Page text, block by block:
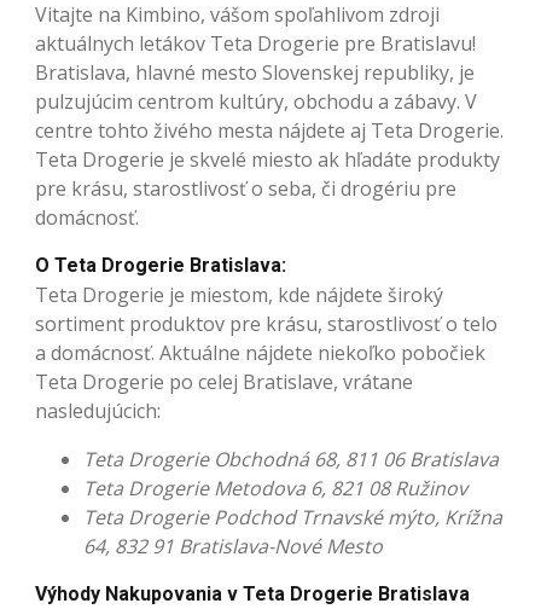
Vitajte na Kimbino, vášom spoľahlivom zdroji
aktuálnych letákov Teta Drogerie pre Bratislavu!
Bratislava, hlavné mesto Slovenskej republiky, je
pulzujúcim centrom kultúry, obchodu a zábavy. V
centre tohto živého mesta nájdete aj Teta Drogerie.
Teta Drogerie je skvelé miesto ak hľadáte produkty
pre krásu, starostlivosť o seba, či drogériu pre
domácnosť.
O Teta Drogerie Bratislava:
Teta Drogerie je miestom, kde nájdete široký
sortiment produktov pre krásu, starostlivosť o telo
a domácnosť. Aktuálne nájdete niekoľko pobočiek
Teta Drogerie po celej Bratislave, vrátane
nasledujúcich:
Teta Drogerie Obchodná 68, 811 06 Bratislava
Teta Drogerie Metodova 6, 821 08 Ružinov
Teta Drogerie Podchod Trnavské mýto, Krížna
64, 832 91 Bratislava-Nové Mesto
Výhody Nakupovania v Teta Drogerie Bratislava